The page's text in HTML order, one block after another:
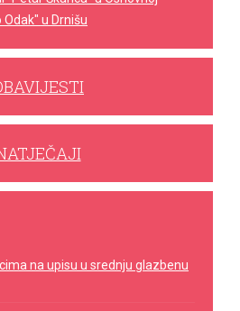
u Drnišu
na upisu u srednju glazbenu